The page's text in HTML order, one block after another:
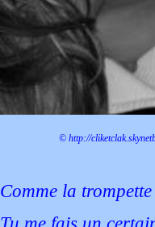
© http://
Comme la